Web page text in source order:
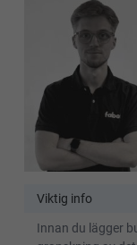
Viktig info
Innan du lägger